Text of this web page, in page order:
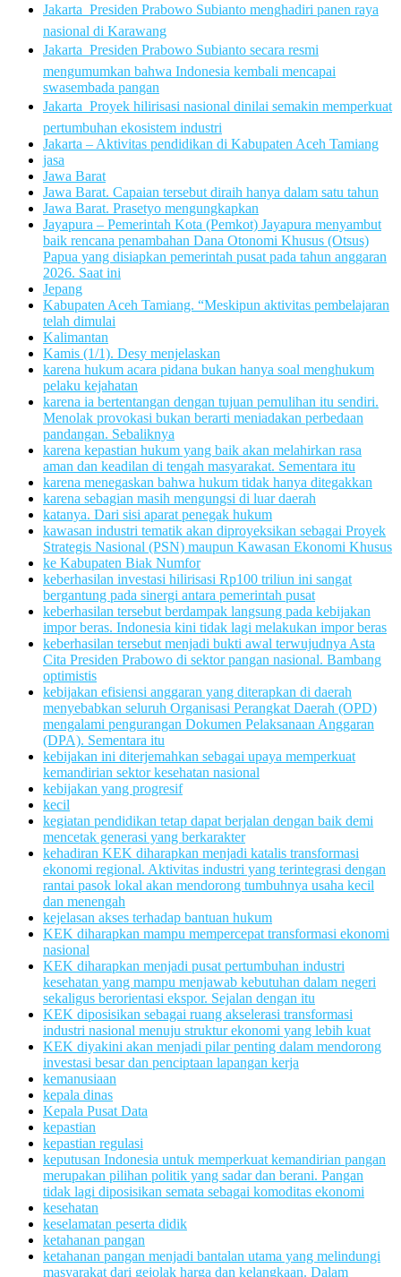
Jakarta  Presiden Prabowo Subianto menghadiri panen raya
nasional di Karawang
Jakarta  Presiden Prabowo Subianto secara resmi
mengumumkan bahwa Indonesia kembali mencapai
swasembada pangan
Jakarta  Proyek hilirisasi nasional dinilai semakin memperkuat
pertumbuhan ekosistem industri
Jakarta – Aktivitas pendidikan di Kabupaten Aceh Tamiang
jasa
Jawa Barat
Jawa Barat. Capaian tersebut diraih hanya dalam satu tahun
Jawa Barat. Prasetyo mengungkapkan
Jayapura – Pemerintah Kota (Pemkot) Jayapura menyambut
baik rencana penambahan Dana Otonomi Khusus (Otsus)
Papua yang disiapkan pemerintah pusat pada tahun anggaran
2026. Saat ini
Jepang
Kabupaten Aceh Tamiang. “Meskipun aktivitas pembelajaran
telah dimulai
Kalimantan
Kamis (1/1). Desy menjelaskan
karena hukum acara pidana bukan hanya soal menghukum
pelaku kejahatan
karena ia bertentangan dengan tujuan pemulihan itu sendiri.
Menolak provokasi bukan berarti meniadakan perbedaan
pandangan. Sebaliknya
karena kepastian hukum yang baik akan melahirkan rasa
aman dan keadilan di tengah masyarakat. Sementara itu
karena menegaskan bahwa hukum tidak hanya ditegakkan
karena sebagian masih mengungsi di luar daerah
katanya. Dari sisi aparat penegak hukum
kawasan industri tematik akan diproyeksikan sebagai Proyek
Strategis Nasional (PSN) maupun Kawasan Ekonomi Khusus
ke Kabupaten Biak Numfor
keberhasilan investasi hilirisasi Rp100 triliun ini sangat
bergantung pada sinergi antara pemerintah pusat
keberhasilan tersebut berdampak langsung pada kebijakan
impor beras. Indonesia kini tidak lagi melakukan impor beras
keberhasilan tersebut menjadi bukti awal terwujudnya Asta
Cita Presiden Prabowo di sektor pangan nasional. Bambang
optimistis
kebijakan efisiensi anggaran yang diterapkan di daerah
menyebabkan seluruh Organisasi Perangkat Daerah (OPD)
mengalami pengurangan Dokumen Pelaksanaan Anggaran
(DPA). Sementara itu
kebijakan ini diterjemahkan sebagai upaya memperkuat
kemandirian sektor kesehatan nasional
kebijakan yang progresif
kecil
kegiatan pendidikan tetap dapat berjalan dengan baik demi
mencetak generasi yang berkarakter
kehadiran KEK diharapkan menjadi katalis transformasi
ekonomi regional. Aktivitas industri yang terintegrasi dengan
rantai pasok lokal akan mendorong tumbuhnya usaha kecil
dan menengah
kejelasan akses terhadap bantuan hukum
KEK diharapkan mampu mempercepat transformasi ekonomi
nasional
KEK diharapkan menjadi pusat pertumbuhan industri
kesehatan yang mampu menjawab kebutuhan dalam negeri
sekaligus berorientasi ekspor. Sejalan dengan itu
KEK diposisikan sebagai ruang akselerasi transformasi
industri nasional menuju struktur ekonomi yang lebih kuat
KEK diyakini akan menjadi pilar penting dalam mendorong
investasi besar dan penciptaan lapangan kerja
kemanusiaan
kepala dinas
Kepala Pusat Data
kepastian
kepastian regulasi
keputusan Indonesia untuk memperkuat kemandirian pangan
merupakan pilihan politik yang sadar dan berani. Pangan
tidak lagi diposisikan semata sebagai komoditas ekonomi
kesehatan
keselamatan peserta didik
ketahanan pangan
ketahanan pangan menjadi bantalan utama yang melindungi
masyarakat dari gejolak harga dan kelangkaan. Dalam